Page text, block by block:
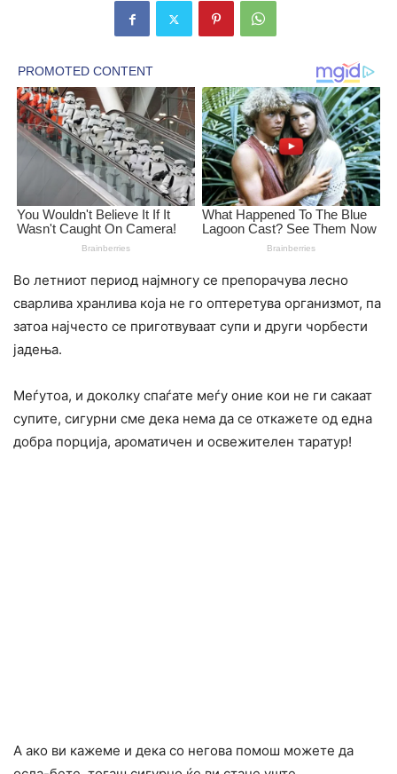
Во летниот период најмногу се препорачува лесно
сварлива хранлива која не го оптеретува организмот, па
затоа најчесто се приготвуваат супи и други чорбести
јадења.
Меѓутоа, и доколку спаѓате меѓу оние кои не ги сакаат
супите, сигурни сме дека нема да се откажете од една
добра порција, ароматичен и освежителен таратур!
А ако ви кажеме и дека со негова помош можете да